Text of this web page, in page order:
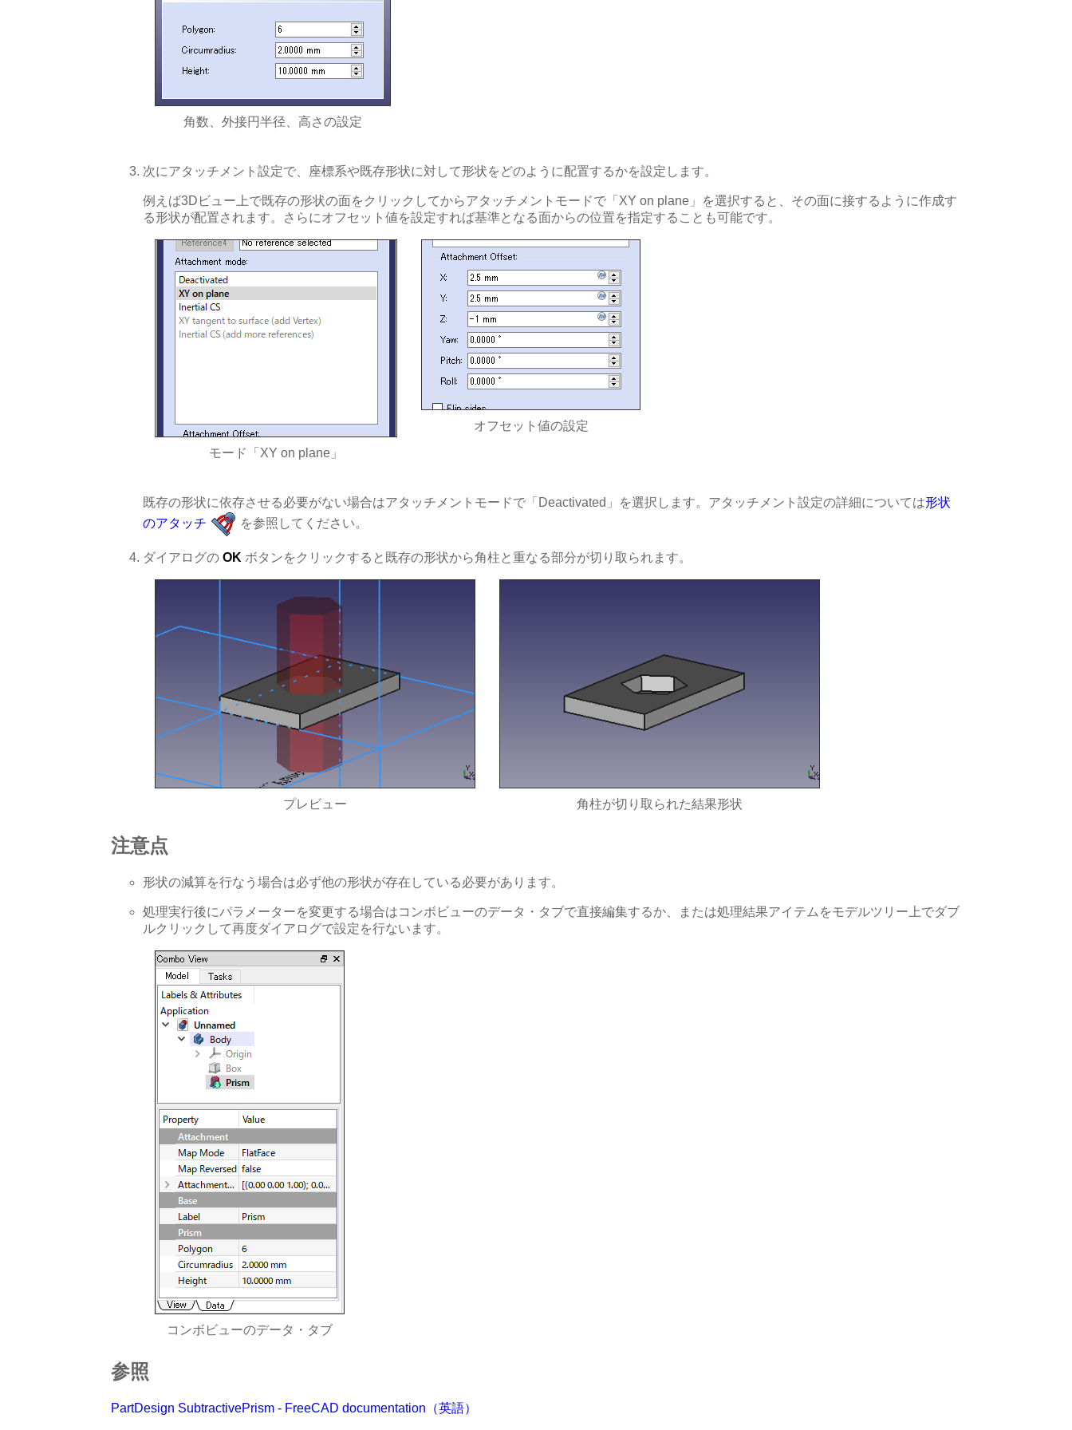
角数、外接円半径、高さの設定
次にアタッチメント設定で、座標系や既存形状に対して形状をどのように配置するかを設定します。
例えば3Dビュー上で既存の形状の面をクリックしてからアタッチメントモードで「XY on plane」を選択すると、その面に接するように作成す
る形状が配置されます。さらにオフセット値を設定すれば基準となる面からの位置を指定することも可能です。
モード「XY on plane」
オフセット値の設定
既存の形状に依存させる必要がない場合はアタッチメントモードで「Deactivated」を選択します。アタッチメント設定の詳細については形状
のアタッチ
を参照してください。
ダイアログの OK ボタンをクリックすると既存の形状から角柱と重なる部分が切り取られます。
プレビュー 角柱が切り取られた結果形状
注意点
形状の減算を行なう場合は必ず他の形状が存在している必要があります。
処理実行後にパラメーターを変更する場合はコンボビューのデータ・タブで直接編集するか、または処理結果アイテムをモデルツリー上でダブ
ルクリックして再度ダイアログで設定を行ないます。
コンボビューのデータ・タブ
参照
PartDesign SubtractivePrism - FreeCAD documentation（英語）